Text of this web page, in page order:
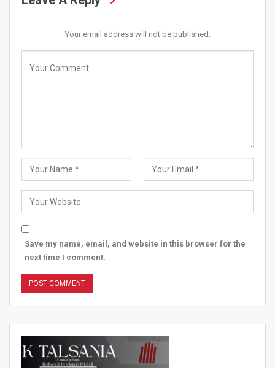
Your email address will not be published.
Save my name, email, and website in this browser for the
next time I comment.